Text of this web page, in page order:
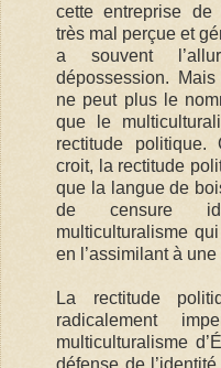
cette entreprise de
très mal perçue et
a souvent
dépossession.
ne peut plus le
que le
rectitude politique.
croit, la rectitude
que la langue de
de censure
multiculturalisme
en l’assimilant à
La rectitude
radicalement
multiculturalisme
défense de